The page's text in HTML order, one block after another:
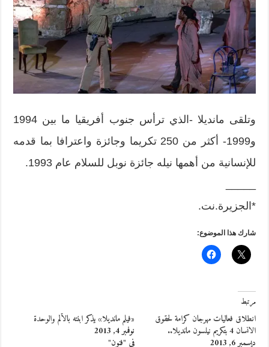
وتلقى مانديلا -الذي ترأس جنوب أفريقيا ما بين 1994
و1999- أكثر من 250 تكريما وجائزة واعترافا بما قدمه
للإنسانية من أهمها نيله جائزة نوبل للسلام عام 1993.
*الجزيرة.نت.
شارك هذا الموضوع:
مرتبط
انطلاق فعاليات مهرجان كرامة لحقوق
الانسان 4 بتكريم نيلسون مانديلا..
ديسمبر 6, 2013
«فيلم مانديلا» يذكر ابنته بالألم والوحدة
نوفمبر 4, 2013
في "فنون"